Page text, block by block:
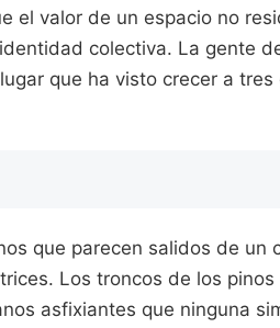
el valor de un espacio no
colectiva. La gente
que ha visto crecer a
que parecen salidos de un
Los troncos de los
asfixiantes que ninguna